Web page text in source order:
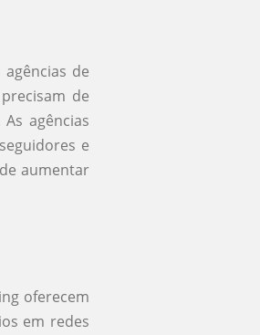
de
de
agências
e
aumentar
oferecem
em redes